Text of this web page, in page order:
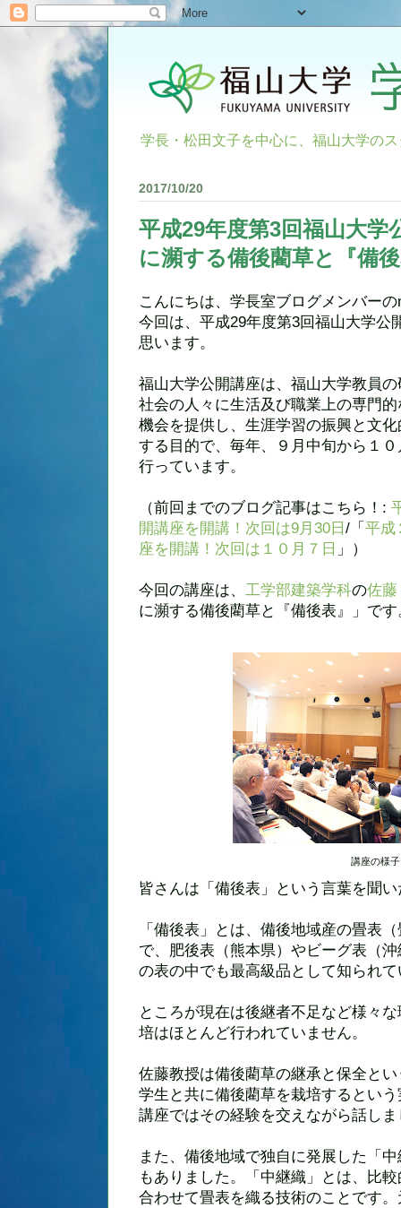
学長・松田文子を中心に、福山大学の
2017/10/20
平成29年度第3回福山大学
に瀕する備後藺草と『備
こんにちは、学長室ブログメンバー
今回は、平成29年度第3回福山大学公
思います。
福山大学公開講座は、福山大学教員
社会の人々に生活及び職業上の専門
機会を提供し、生涯学習の振興と文
する目的で、毎年、９月中旬から１
行っています。
（前回までのブログ記事はこちら！:
開講座を開講！次回は9月30日 /「 平成
座を開講！次回は１０月７日 」）
今回の講座は、 工学部建築学科の佐藤
に瀕する備後藺草と『備後表』」です
講座の様子
皆さんは「備後表」という言葉を聞
「備後表」とは、備後地域産の畳表
で、肥後表（熊本県）やビーグ表（
の表の中でも最高級品として知られ
ところが現在は後継者不足など様々
培はほとんど行われていません。
佐藤教授は備後藺草の継承と保全と
学生と共に備後藺草を栽培するとい
講座ではその経験を交えながら話し
また、備後地域で独自に発展した「
もありました。「中継織」とは、比
合わせて畳表を織る技術のことです